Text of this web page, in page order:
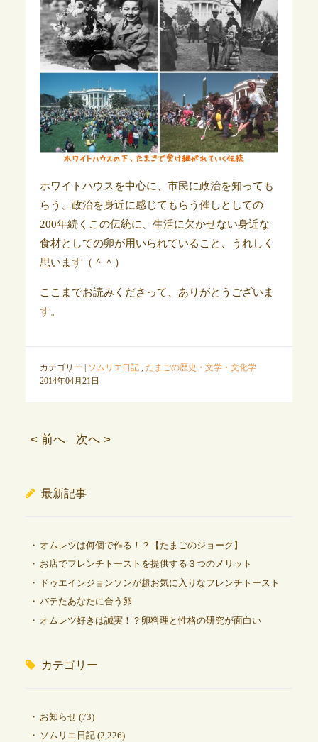
ホワイトハウスを中心に、市民に政治を知っても
らう、政治を身近に感じてもらう催しとしての
200年続くこの伝統に、生活に欠かせない身近な
食材としての卵が用いられていること、うれしく
思います（＾＾）
ここまでお読みくださって、ありがとうございま
す。
カテゴリー | ソムリエ日記, たまごの歴史・文学・文化学
2014年04月21日
< 前へ 次へ >
最新記事
オムレツは何個で作る！？【たまごのジョーク】
お店でフレンチトーストを提供する３つのメリット
ドゥエインジョンソンが超お気に入りなフレンチトースト
バテたあなたに合う卵
オムレツ好きは誠実！？卵料理と性格の研究が面白い
カテゴリー
お知らせ(73)
ソムリエ日記(2,226)